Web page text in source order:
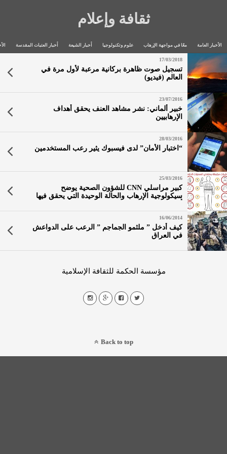
ثقافة وإعلام
الأخبار العامة معًا في مواجهة الإرهاب علوم وتكنولوجيا أخبار الشيعة أخبار العتبات المقدسة
17/03/2018
تسجيل صوت ظاهرة بركانية مرعبة لأول مرة في
العالم (فيديو)
23/07/2016
خبير ألماني: نشر مشاهد العنف يحقق أهداف
الإرهابيين
28/03/2016
“اختبار الأمان” لدى فيسبوك يثير رعب المستخدمين
25/03/2016
كبير مراسلي CNN للشؤون الصحية يوضح
سيكولوجية الإرهاب والحالة الوحيدة التي يحقق فيها
16/06/2014
كيف أدخل ” ملثمو الجماجم ” الرعب على الدواعش
في العراق
مؤسسة الحكمة للثقافة الإسلامية
Back to top